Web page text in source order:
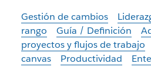
Gestión de cambios
rango
Guía / Definición
proyectos y flujos de trabajo
canvas
Productividad